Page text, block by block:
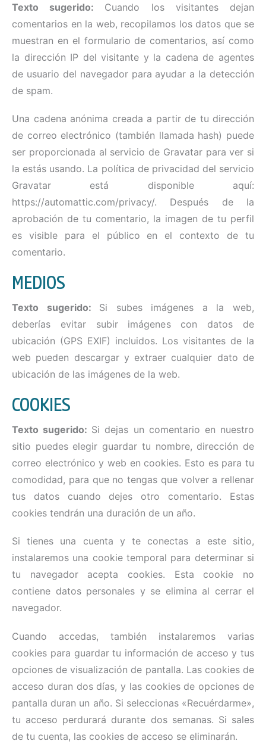
Texto sugerido: Cuando los visitantes dejan
comentarios en la web, recopilamos los datos que se
muestran en el formulario de comentarios, así como
la dirección IP del visitante y la cadena de agentes
de usuario del navegador para ayudar a la detección
de spam.
Una cadena anónima creada a partir de tu dirección
de correo electrónico (también llamada hash) puede
ser proporcionada al servicio de Gravatar para ver si
la estás usando. La política de privacidad del servicio
Gravatar está disponible aquí:
https://automattic.com/privacy/. Después de la
aprobación de tu comentario, la imagen de tu perfil
es visible para el público en el contexto de tu
comentario.
MEDIOS
Texto sugerido: Si subes imágenes a la web,
deberías evitar subir imágenes con datos de
ubicación (GPS EXIF) incluidos. Los visitantes de la
web pueden descargar y extraer cualquier dato de
ubicación de las imágenes de la web.
COOKIES
Texto sugerido: Si dejas un comentario en nuestro
sitio puedes elegir guardar tu nombre, dirección de
correo electrónico y web en cookies. Esto es para tu
comodidad, para que no tengas que volver a rellenar
tus datos cuando dejes otro comentario. Estas
cookies tendrán una duración de un año.
Si tienes una cuenta y te conectas a este sitio,
instalaremos una cookie temporal para determinar si
tu navegador acepta cookies. Esta cookie no
contiene datos personales y se elimina al cerrar el
navegador.
Cuando accedas, también instalaremos varias
cookies para guardar tu información de acceso y tus
opciones de visualización de pantalla. Las cookies de
acceso duran dos días, y las cookies de opciones de
pantalla duran un año. Si seleccionas «Recuérdarme»,
tu acceso perdurará durante dos semanas. Si sales
de tu cuenta, las cookies de acceso se eliminarán.